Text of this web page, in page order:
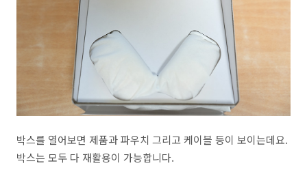
박스를 열어보면 제품과 파우치 그리고 케이블 등이 보이는데요.
박스는 모두 다 재활용이 가능합니다.